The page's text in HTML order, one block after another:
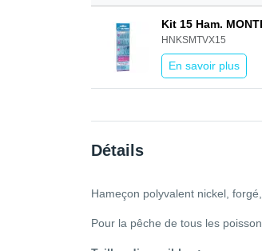
Kit 15 Ham.
HNKSMTVX15
En savoir plus
Détails
Hameçon polyvalent nickel,
Pour la pêche de tous les